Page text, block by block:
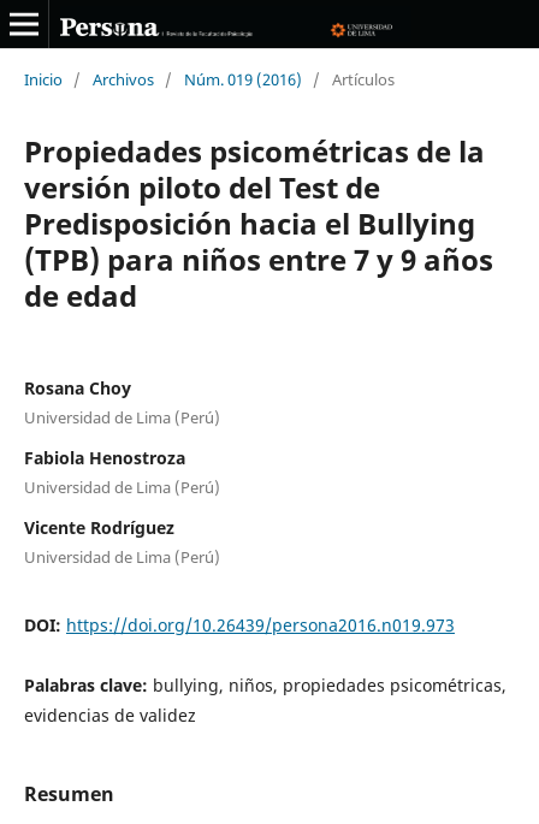
Inicio / Archivos / Núm. 019 (2016) / Artículos
Propiedades psicométricas de la
versión piloto del Test de
Predisposición hacia el Bullying
(TPB) para niños entre 7 y 9 años
de edad
Rosana Choy
Universidad de Lima (Perú)
Fabiola Henostroza
Universidad de Lima (Perú)
Vicente Rodríguez
Universidad de Lima (Perú)
DOI: https://doi.org/10.26439/persona2016.n019.973
Palabras clave: bullying, niños, propiedades psicométricas,
evidencias de validez
Resumen